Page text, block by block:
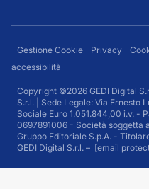
Gestione Cookie Privacy
accessibilità
Copyright ©2026 GEDI Digital
S.r.l. | Sede Legale: Via Ernesto
Sociale Euro 1.051.844,00 i.v. -
0697891006 - Società soggetta
Gruppo Editoriale S.p.A. -
GEDI Digital S.r.l. – [email